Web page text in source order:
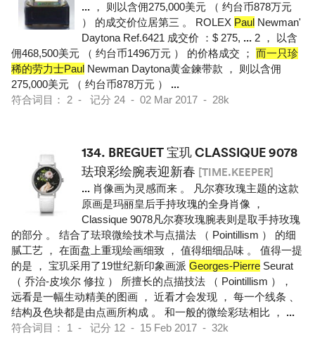
... ， 则以含佣275,000美元 （ 约台币878万元
） 的成交价位居第三 。 ROLEX Paul Newman'
Daytona Ref.6421 成交价 ：$ 275, ... 2 ， 以含
佣468,500美元 （ 约台币1496万元 ） 的价格成交 ； 而一只珍
稀的劳力士Paul Newman Daytona黄金鍊带款 ， 则以含佣
275,000美元 （ 约台币878万元 ） ...
符合词目： 2 - 记分 24 - 02 Mar 2017 - 28k
134. BREGUET 宝玑 CLASSIQUE 9078
珐琅彩绘腕表迎新春 [TIME.KEEPER]
... 肖像画为灵感而来 。 凡尔赛玫瑰主题的这款
原画是玛丽皇后手持玫瑰的全身肖像 ，
Classique 9078凡尔赛玫瑰腕表则是取手持玫瑰
的部分 。 结合了珐琅微绘技术与点描法 （ Pointillism ） 的细
腻工艺 ， 在面盘上重现绘画细致 ， 值得细细品味 。 值得一提
的是 ， 宝玑采用了19世纪新印象画派 Georges-Pierre Seurat
（ 乔治-皮埃尔 修拉 ） 所擅长的点描技法 （ Pointillism ），
远看是一幅生动精美的图画 ， 近看才会发现 ， 每一个线条 、
结构及色块都是由点画所构成 。 和一般的微绘彩珐相比 ， ...
符合词目： 1 - 记分 12 - 15 Feb 2017 - 32k